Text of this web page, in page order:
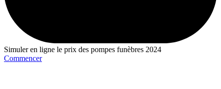
Simuler en ligne le prix des pompes funèbres 2024
Commencer